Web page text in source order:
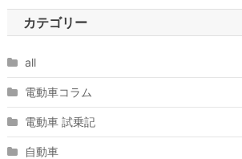
カテゴリー
all
電動車コラム
電動車 試乗記
自動車